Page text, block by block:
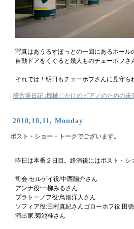
写真はあうるすぽっとの一回にあるホール
自動ドアをくぐると幾人ものチェーホフさ
それでは！明日もチェーホフさんに見守ら
稽古場日記::機械じかけのピアノのための未
2010,10,11, Monday
ポスト・ショー・トークでございます。
昨日は本番２日目。終演後にはポスト・シ
司会:セルゲイ役/中西陽介さん
アンナ役:一柳みるさん
プラトーノフ役:鳥畑洋人さん
ソフィア役:田村真紀さんゴローホフ役:田
演出家:菊池准さん